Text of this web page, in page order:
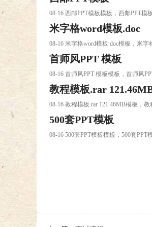
08-16 西邮PPT模板模板，西邮PPT模
米字格word模板.doc
08-16 米字格word模板.doc模板，米字
首师风PPT 模板
08-16 首师风PPT 模板模板，首师风
教程模板.rar
08-16 教程模板.rar 121.46MB模板，
500套PPT模板
08-16 500套PPT模板模板，500套PPT